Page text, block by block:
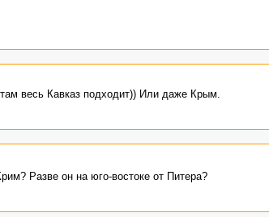
весь Кавказ подходит)) Или даже Крым.
Разве он на юго-востоке от Питера?